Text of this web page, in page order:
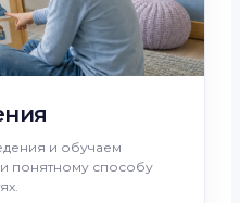
и обучаем
понятному способу